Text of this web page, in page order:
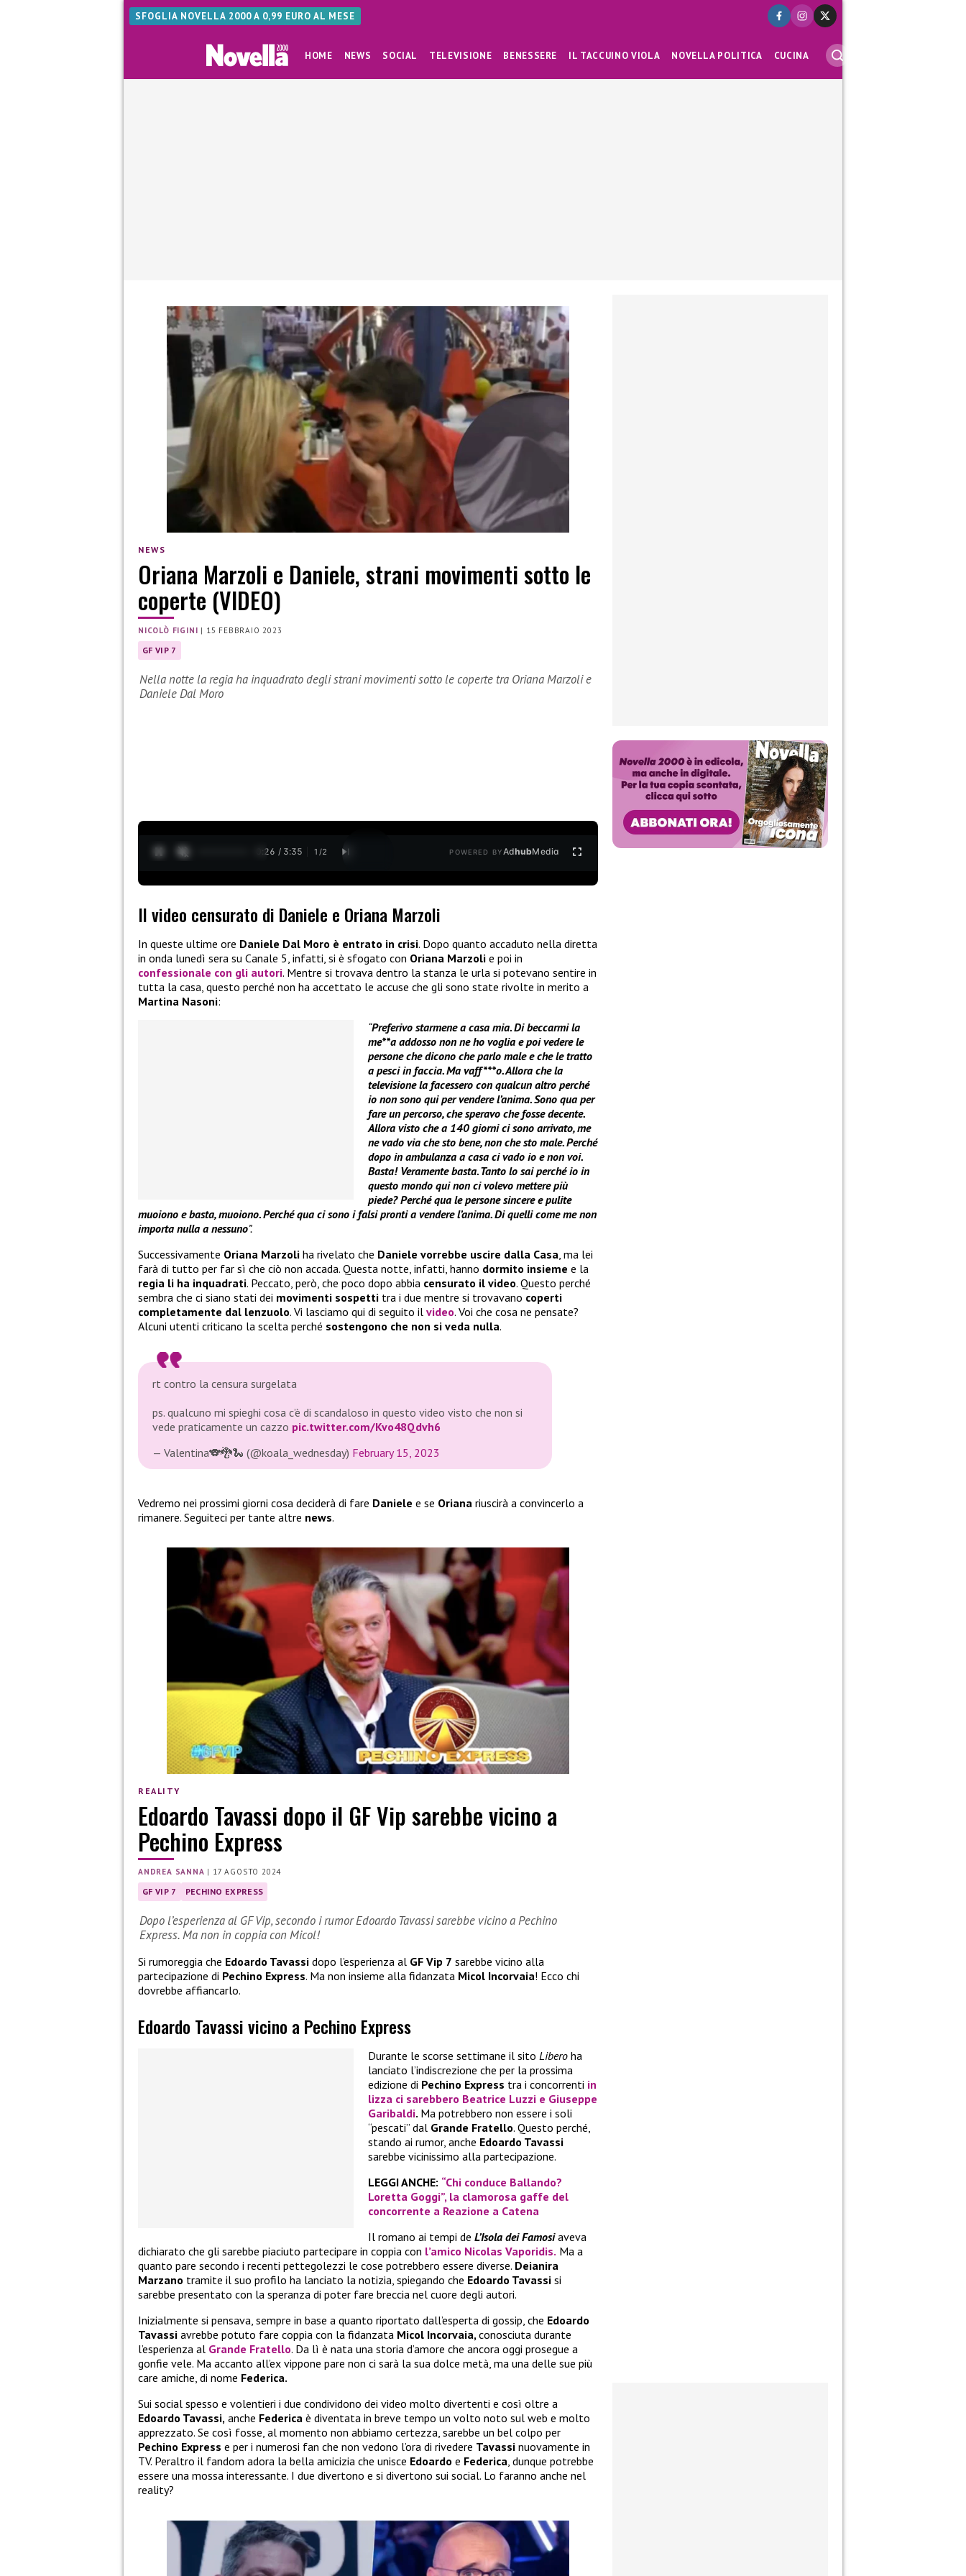
SFOGLIA NOVELLA 2000 A 0,99 EURO AL MESE
HOME NEWS SOCIAL TELEVISIONE BENESSERE IL TACCUINO VIOLA NOVELLA POLITICA CUCINA
NEWS
Oriana Marzoli e Daniele, strani movimenti sotto le
coperte (VIDEO)
NICOLÒ FIGINI | 15 FEBBRAIO 2023
GF VIP 7
Nella notte la regia ha inquadrato degli strani movimenti sotto le coperte tra Oriana Marzoli e
Daniele Dal Moro
0:27 / 3:35 1 /2 POWERED BYAdhubMedia
Il video censurato di Daniele e Oriana Marzoli
In queste ultime ore Daniele Dal Moro è entrato in crisi. Dopo quanto accaduto nella diretta
in onda lunedì sera su Canale 5, infatti, si è sfogato con Oriana Marzoli e poi in
confessionale con gli autori. Mentre si trovava dentro la stanza le urla si potevano sentire in
tutta la casa, questo perché non ha accettato le accuse che gli sono state rivolte in merito a
Martina Nasoni:
“Preferivo starmene a casa mia. Di beccarmi la
me**a addosso non ne ho voglia e poi vedere le
persone che dicono che parlo male e che le tratto
a pesci in faccia. Ma vaff***o. Allora che la
televisione la facessero con qualcun altro perché
io non sono qui per vendere l’anima. Sono qua per
fare un percorso, che speravo che fosse decente.
Allora visto che a 140 giorni ci sono arrivato, me
ne vado via che sto bene, non che sto male. Perché
dopo in ambulanza a casa ci vado io e non voi.
Basta! Veramente basta. Tanto lo sai perché io in
questo mondo qui non ci volevo mettere più
piede? Perché qua le persone sincere e pulite
muoiono e basta, muoiono. Perché qua ci sono i falsi pronti a vendere l’anima. Di quelli come me non
importa nulla a nessuno”.
Successivamente Oriana Marzoli ha rivelato che Daniele vorrebbe uscire dalla Casa, ma lei
farà di tutto per far sì che ciò non accada. Questa notte, infatti, hanno dormito insieme e la
regia li ha inquadrati. Peccato, però, che poco dopo abbia censurato il video. Questo perché
sembra che ci siano stati dei movimenti sospetti tra i due mentre si trovavano coperti
completamente dal lenzuolo. Vi lasciamo qui di seguito il video. Voi che cosa ne pensate?
Alcuni utenti criticano la scelta perché sostengono che non si veda nulla.
rt contro la censura surgelata
ps. qualcuno mi spieghi cosa c’è di scandaloso in questo video visto che non si
vede praticamente un cazzo pic.twitter.com/Kvo48Qdvh6
— Valentina🐨🐉🐍 (@koala_wednesday) February 15, 2023
Vedremo nei prossimi giorni cosa deciderà di fare Daniele e se Oriana riuscirà a convincerlo a
rimanere. Seguiteci per tante altre news.
REALITY
Edoardo Tavassi dopo il GF Vip sarebbe vicino a
Pechino Express
ANDREA SANNA | 17 AGOSTO 2024
GF VIP 7 PECHINO EXPRESS
Dopo l’esperienza al GF Vip, secondo i rumor Edoardo Tavassi sarebbe vicino a Pechino
Express. Ma non in coppia con Micol!
Si rumoreggia che Edoardo Tavassi dopo l’esperienza al GF Vip 7 sarebbe vicino alla
partecipazione di Pechino Express. Ma non insieme alla fidanzata Micol Incorvaia! Ecco chi
dovrebbe affiancarlo.
Edoardo Tavassi vicino a Pechino Express
Durante le scorse settimane il sito Libero ha
lanciato l’indiscrezione che per la prossima
edizione di Pechino Express tra i concorrenti in
lizza ci sarebbero Beatrice Luzzi e Giuseppe
Garibaldi. Ma potrebbero non essere i soli
“pescati” dal Grande Fratello. Questo perché,
stando ai rumor, anche Edoardo Tavassi
sarebbe vicinissimo alla partecipazione.
LEGGI ANCHE: “Chi conduce Ballando?
Loretta Goggi”, la clamorosa gaffe del
concorrente a Reazione a Catena
Il romano ai tempi de L’Isola dei Famosiaveva
dichiarato che gli sarebbe piaciuto partecipare in coppia con l’amico Nicolas Vaporidis. Ma a
quanto pare secondo i recenti pettegolezzi le cose potrebbero essere diverse. Deianira
Marzano tramite il suo profilo ha lanciato la notizia, spiegando che Edoardo Tavassi si
sarebbe presentato con la speranza di poter fare breccia nel cuore degli autori.
Inizialmente si pensava, sempre in base a quanto riportato dall’esperta di gossip, che Edoardo
Tavassi avrebbe potuto fare coppia con la fidanzata Micol Incorvaia,conosciuta durante
l’esperienza al Grande Fratello. Da lì è nata una storia d’amore che ancora oggi prosegue a
gonfie vele. Ma accanto all’ex vippone pare non ci sarà la sua dolce metà, ma una delle sue più
care amiche, di nome Federica.
Sui social spesso e volentieri i due condividono dei video molto divertenti e così oltre a
Edoardo Tavassi, anche Federica è diventata in breve tempo un volto noto sul web e molto
apprezzato. Se così fosse, al momento non abbiamo certezza, sarebbe un bel colpo per
Pechino Express e per i numerosi fan che non vedono l’ora di rivedere Tavassi nuovamente in
TV. Peraltro il fandom adora la bella amicizia che unisce Edoardo e Federica, dunque potrebbe
essere una mossa interessante. I due divertono e si divertono sui social. Lo faranno anche nel
reality?